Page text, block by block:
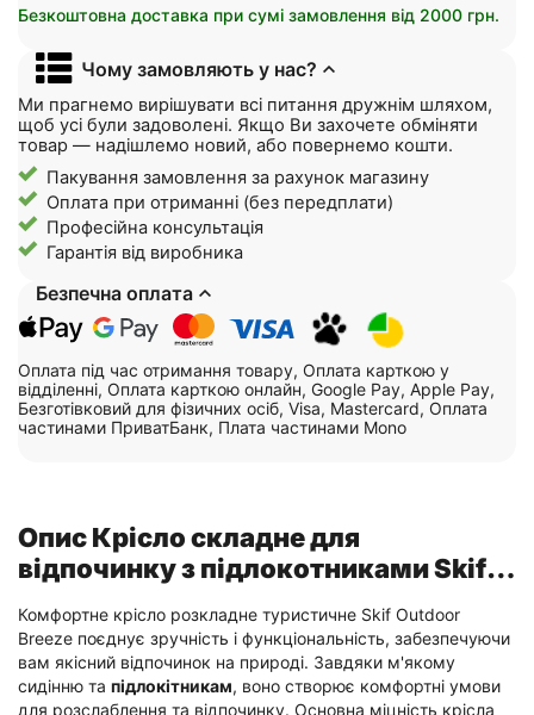
Безкоштовна доставка при сумі замовлення від 2000 грн.
Чому замовляють у нас?
Ми прагнемо вирішувати всі питання дружнім шляхом,
щоб усі були задоволені. Якщо Ви захочете обміняти
товар — надішлемо новий, або повернемо кошти.
Пакування замовлення за рахунок магазину
Оплата при отриманні (без передплати)
Професійна консультація
Гарантія від виробника
Безпечна оплата
Оплата під час отримання товару, Оплата карткою у
відділенні, Оплата карткою онлайн, Google Pay, Apple Pay,
Безготівковий для фізичних осіб, Visa, Mastercard, Оплата
частинами ПриватБанк, Плата частинами Mono
Опис Крісло складне для
відпочинку з підлокотниками Skif
Комфортне крісло розкладне туристичне Skif Outdoor
Breeze поєднує зручність і функціональність, забезпечуючи
вам якісний відпочинок на природі. Завдяки м'якому
сидінню та підлокітникам, воно створює комфортні умови
для розслаблення та відпочинку. Основна міцність крісла